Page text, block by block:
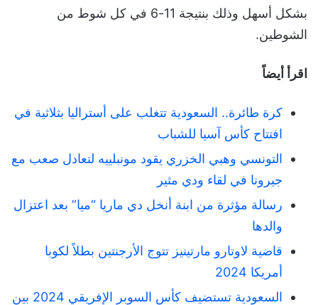
بشكل أسهل وذلك بنتيجة 11-6 في كل شوط من
الشوطين.
اقرأ أيضاً
كرة طائرة.. السعودية تتغلب على أستراليا بثلاثية في
افتتاح كأس آسيا للشباب
التونسي وهبي الخزري يقود مونبلييه لتعادل صعب مع
جيرونا في لقاء ودي مثير
رسالة مؤثرة من ابنة أنخل دي ماريا “ميا” بعد اعتزال
والدها
قاضية لاوتارو مارتينيز تتوج الأرجنتين بطلاً لكوبا
أمريكا 2024
السعودية تستضيف كأس السوبر الإفريقي 2024 بين